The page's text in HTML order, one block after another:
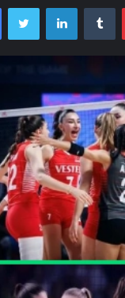
FacebookTwitter LinkedIn